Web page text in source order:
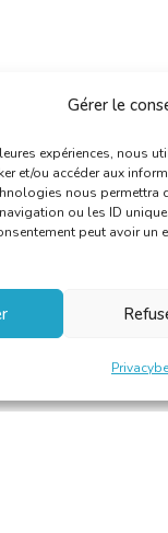
Gérer le
expériences, nous
et/ou accéder aux
nous permettra
ou les ID
peut avoir un